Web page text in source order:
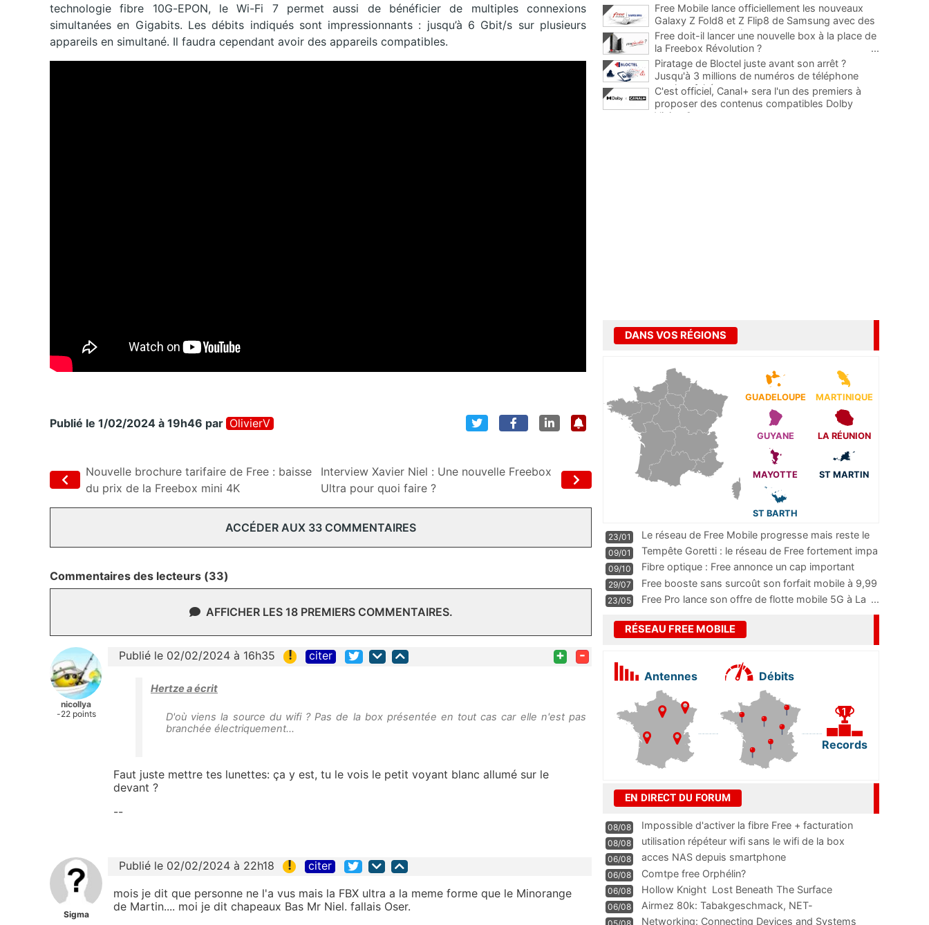
technologie fibre 10G-EPON, le Wi-Fi 7 permet aussi de bénéficier de multiples connexions
simultanées en Gigabits. Les débits indiqués sont impressionnants : jusqu’à 6 Gbit/s sur plusieurs
appareils en simultané. Il faudra cependant avoir des appareils compatibles.
Publié le 1/02/2024 à 19h46 par OlivierV
Nouvelle brochure tarifaire de Free : baisse
du prix de la Freebox mini 4K
Interview Xavier Niel : Une nouvelle Freebox
Ultra pour quoi faire ?
ACCÉDER AUX 33 COMMENTAIRES
Commentaires des lecteurs (33)
AFFICHER LES 18 PREMIERS COMMENTAIRES.
nicollya
-22 points
Publié le 02/02/2024 à 16h35 ! citer + -
Hertze a écrit
D'où viens la source du wifi ? Pas de la box présentée en tout cas car elle n'est pas
branchée électriquement...
Faut juste mettre tes lunettes: ça y est, tu le vois le petit voyant blanc allumé sur le
devant ?
--
Sigma
Publié le 02/02/2024 à 22h18 ! citer
mois je dit que personne ne l'a vus mais la FBX ultra a la meme forme que le Minorange
de Martin.... moi je dit chapeaux Bas Mr Niel. fallais Oser.
Free Mobile lance officiellement les nouveaux
Galaxy Z Fold8 et Z Flip8 de Samsung avec des
promos et des cadeaux
...
Free doit-il lancer une nouvelle box à la place de
la Freebox Révolution ?
...
Piratage de Bloctel juste avant son arrêt ?
Jusqu'à 3 millions de numéros de téléphone
auraient fuité
C'est officiel, Canal+ sera l'un des premiers à
proposer des contenus compatibles Dolby
Vision 2
DANS VOS RÉGIONS
GUADELOUPE MARTINIQUE
GUYANE LA RÉUNION
MAYOTTE ST MARTIN
ST BARTH
23/01
Le réseau de Free Mobile progresse mais reste le
m
...
09/01
Tempête Goretti : le réseau de Free fortement impa
09/10
Fibre optique : Free annonce un cap important
pass
...
29/07
Free booste sans surcoût son forfait mobile à 9,99
23/05 Free Pro lance son offre de flotte mobile 5G à La ...
RÉSEAU FREE MOBILE
Antennes Débits
Records
EN DIRECT DU FORUM
08/08
Impossible d'activer la fibre Free + facturation
résiliation
08/08 utilisation répéteur wifi sans le wifi de la box
06/08 acces NAS depuis smartphone
06/08 Comtpe free Orphélin?
06/08 Hollow Knight  Lost Beneath The Surface
06/08
Airmez 80k: Tabakgeschmack, NET-
Technologie und Leistung im
Networking: Connecting Devices and Systems